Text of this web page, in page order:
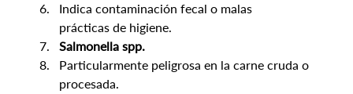
Indica contaminación fecal o malas
prácticas de higiene.
Salmonella spp.
Particularmente peligrosa en la carne cruda o
procesada.